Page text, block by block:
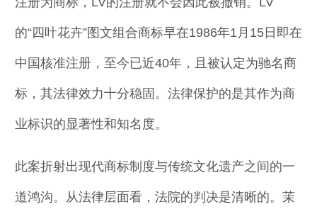
的“四叶花卉”图文组合商标早在1986年1月15日即在
中国核准注册，至今已近40年，且被认定为驰名商
标，其法律效力十分稳固。法律保护的是其作为商
业标识的显著性和知名度。
此案折射出现代商标制度与传统文化遗产之间的一
道鸿沟。从法律层面看，法院的判决是清晰的。茉